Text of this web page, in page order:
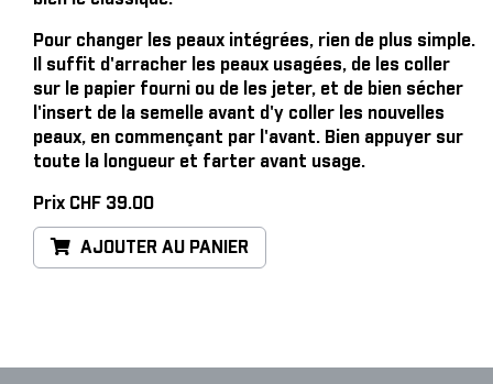
Pour changer les peaux intégrées, rien de plus simple.
Il suffit d'arracher les peaux usagées, de les coller
sur le papier fourni ou de les jeter, et de bien sécher
l'insert de la semelle avant d'y coller les nouvelles
peaux, en commençant par l'avant. Bien appuyer sur
toute la longueur et farter avant usage.
Prix CHF 39.00
AJOUTER AU PANIER